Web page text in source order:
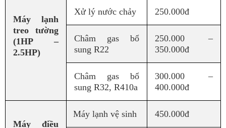
Máy lạnh
treo tường
(1HP –
2.5HP)
Xử lý nước chảy 250.000đ
Châm gas bổ
sung R22
250.000 –
350.000đ
Châm gas bổ
sung R32, R410a
300.000 –
400.000đ
Máy điều
Máy lạnh vệ sinh 450.000đ